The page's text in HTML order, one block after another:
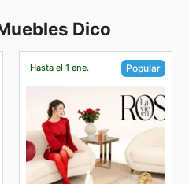
Dico
Hasta el 1 ene. Popular